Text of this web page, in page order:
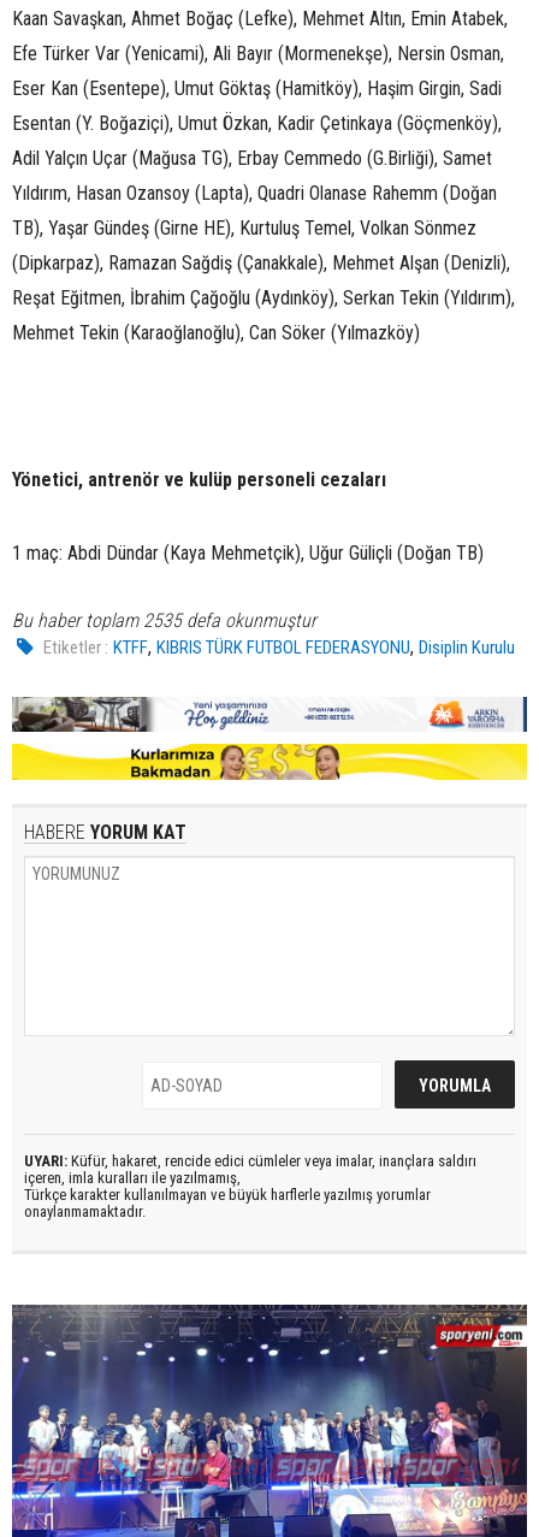
Kaan Savaşkan, Ahmet Boğaç (Lefke), Mehmet Altın, Emin Atabek,
Efe Türker Var (Yenicami), Ali Bayır (Mormenekşe), Nersin Osman,
Eser Kan (Esentepe), Umut Göktaş (Hamitköy), Haşim Girgin, Sadi
Esentan (Y. Boğaziçi), Umut Özkan, Kadir Çetinkaya (Göçmenköy),
Adil Yalçın Uçar (Mağusa TG), Erbay Cemmedo (G.Birliği), Samet
Yıldırım, Hasan Ozansoy (Lapta), Quadri Olanase Rahemm (Doğan
TB), Yaşar Gündeş (Girne HE), Kurtuluş Temel, Volkan Sönmez
(Dipkarpaz), Ramazan Sağdiş (Çanakkale), Mehmet Alşan (Denizli),
Reşat Eğitmen, İbrahim Çağoğlu (Aydınköy), Serkan Tekin (Yıldırım),
Mehmet Tekin (Karaoğlanoğlu), Can Söker (Yılmazköy)
Yönetici, antrenör ve kulüp personeli cezaları
1 maç: Abdi Dündar (Kaya Mehmetçik), Uğur Güliçli (Doğan TB)
Bu haber toplam 2535 defa okunmuştur
Etiketler : KTFF,KIBRIS TÜRK FUTBOL FEDERASYONU,Disiplin Kurulu
HABERE YORUM KAT
UYARI: Küfür, hakaret, rencide edici cümleler veya imalar, inançlara saldırı
içeren, imla kuralları ile yazılmamış,
Türkçe karakter kullanılmayan ve büyük harflerle yazılmış yorumlar
onaylanmamaktadır.